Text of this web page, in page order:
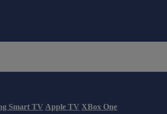
Smart TV Apple TV XBox One